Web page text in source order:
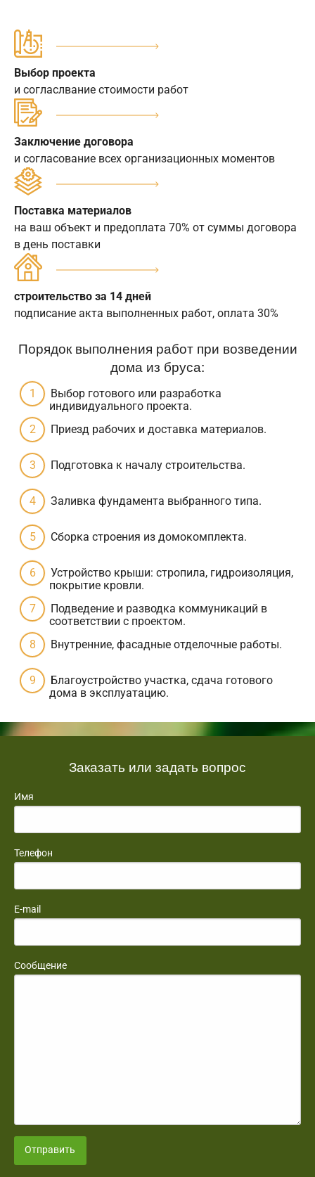
Выбор проекта
и согласлвание стоимости работ
Заключение договора
и согласование всех организационных моментов
Поставка материалов
на ваш объект и предоплата 70% от суммы договора
в день поставки
строительство за 14 дней
подписание акта выполненных работ, оплата 30%
Порядок выполнения работ при возведении
дома из бруса:
Выбор готового или разработка
индивидуального проекта.
Приезд рабочих и доставка материалов.
Подготовка к началу строительства.
Заливка фундамента выбранного типа.
Сборка строения из домокомплекта.
Устройство крыши: стропила, гидроизоляция,
покрытие кровли.
Подведение и разводка коммуникаций в
соответствии с проектом.
Внутренние, фасадные отделочные работы.
Благоустройство участка, сдача готового
дома в эксплуатацию.
Заказать или задать вопрос
Имя
Телефон
E-mail
Сообщение
Отправить